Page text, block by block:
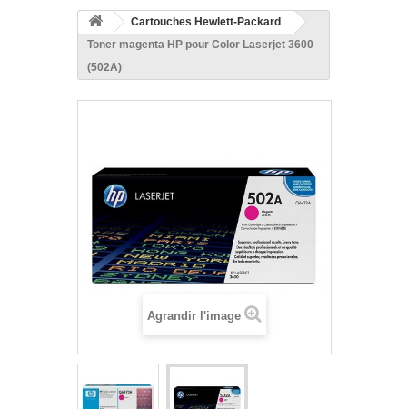
Cartouches Hewlett-Packard
Toner magenta HP pour Color Laserjet 3600
(502A)
Agrandir l'image